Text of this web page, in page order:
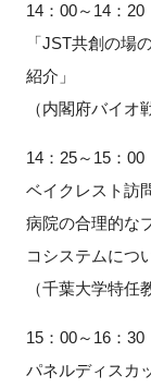
14：00～14：20
「JST共創の場
紹介」
（内閣府バイオ
14：25～15：00
ベイクレスト訪
病院の合理的な
コシステムにつ
（千葉大学特
15：00～16：30
パネルディスカ